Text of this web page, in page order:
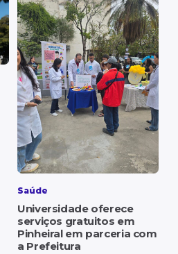
Saúde
Universidade oferece
serviços gratuitos em
Pinheiral em parceria com
a Prefeitura